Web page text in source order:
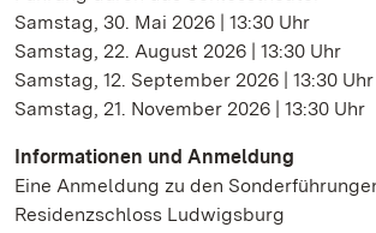
Samstag, 30. Mai 2026 | 13:30 Uhr
Samstag, 22. August 2026 | 13:30 Uhr
Samstag, 12. September 2026 | 13:30 Uhr
Samstag, 21. November 2026 | 13:30 Uhr
Informationen und Anmeldung
Eine Anmeldung zu den
Residenzschloss Ludwigsburg